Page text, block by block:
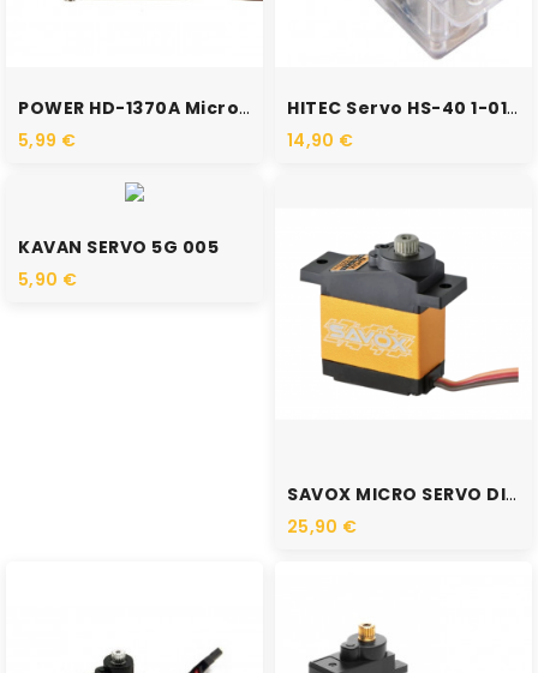
POWER HD-1370A Micro Servo...
5,99 €
HITEC Servo HS-40 1-01026
14,90 €
KAVAN SERVO 5G 005
5,90 €
SAVOX MICRO SERVO DIGITAL...
25,90 €